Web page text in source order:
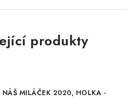
produkty
MILÁČEK 2020, HOLKA -